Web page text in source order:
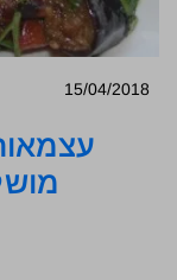
15/04/2018